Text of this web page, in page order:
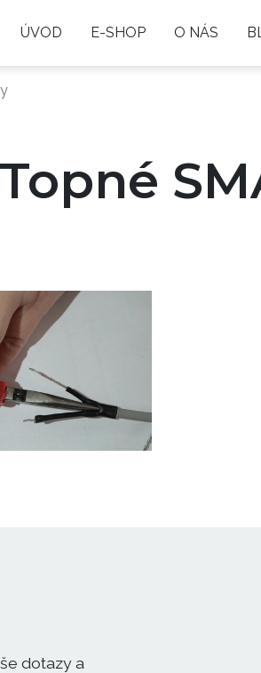
ÚVOD E-SHOP O NÁS
dotazy a